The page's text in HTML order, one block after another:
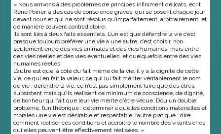
« Nous arrivons à des problèmes de principes infiniment délicats, écrit
René Poirier, à des cas de conscience graves, qui se posent chaque jour
devant nous et qui ne sont résolus qu’imparfaitement, arbitrairement, et
de manière souvent contradictoire.
Ils sont liés à deux faits essentiels. L’un est que défendre la vie c’est
presque toujours préférer une vie à une autre, c’est choisir, non
seulement entre des vies animales et des vies humaines, mais entre
des vies réelles et des vies éventuelles, et quelquefois entre des vies
humaines réelles.
L’autre est que, à côté du fait même de la vie, il y a la dignité de cette
vie, ce qui en fait la valeur, ce qui lui fait mériter véritablement le nom
de vie ; défendre la vie, ce n’est pas simplement faire que des êtres
subsistent mais qu’ils réalisent ce minimum de conscience, de dignité,
de bonheur qui fait que leur vie mérite d’être vécue. D’où un double
problème, l’un théorique : déterminer à quelles conditions matérielles et
morales une vie est désirable et respectable, l’autre pratique : dire
comment réaliser ces conditions et accroître le nombre des vivants chez
qui elles peuvent être effectivement réalisées. »